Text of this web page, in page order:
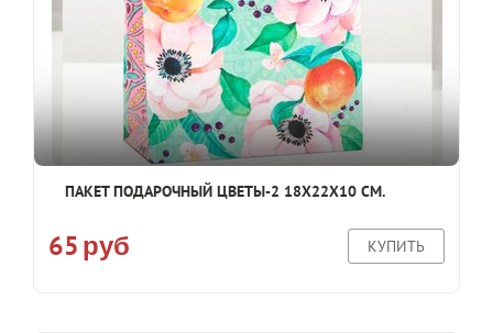
ПАКЕТ ПОДАРОЧНЫЙ ЦВЕТЫ-2 18Х22Х10 СМ.
65 руб КУПИТЬ